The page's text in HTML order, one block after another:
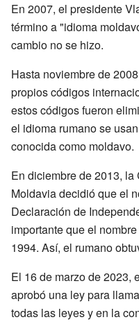
En 2007, el presidente
término a "idioma
cambio no se hizo.
Hasta noviembre de
propios códigos
estos códigos fueron
el idioma rumano se
conocida como moldavo.
En diciembre de 2013,
Moldavia decidió que el
Declaración de
importante que el
1994. Así, el rumano
El 16 de marzo de 2023,
aprobó una ley para
todas las leyes y en la